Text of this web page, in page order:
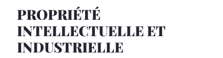
PROPRIÉTÉ
INTELLECTUELLE ET
INDUSTRIELLE